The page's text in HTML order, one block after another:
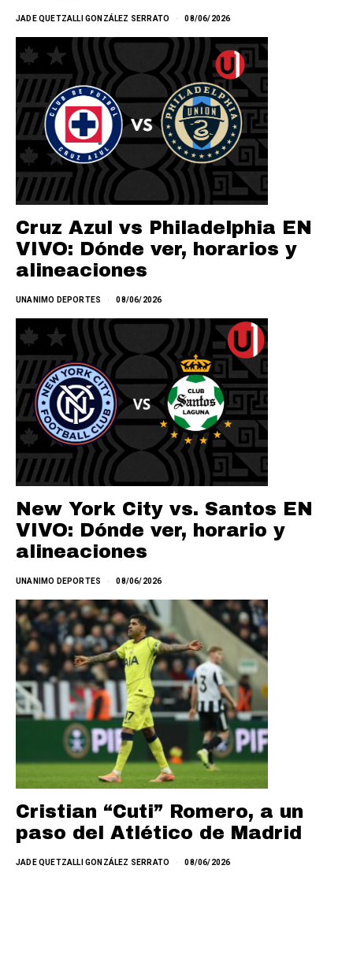
JADE QUETZALLI GONZÁLEZ SERRATO 08/06/2026
Cruz Azul vs Philadelphia EN
VIVO: Dónde ver, horarios y
alineaciones
UNANIMO DEPORTES 08/06/2026
New York City vs. Santos EN
VIVO: Dónde ver, horario y
alineaciones
UNANIMO DEPORTES 08/06/2026
Cristian “Cuti” Romero, a un
paso del Atlético de Madrid
JADE QUETZALLI GONZÁLEZ SERRATO 08/06/2026